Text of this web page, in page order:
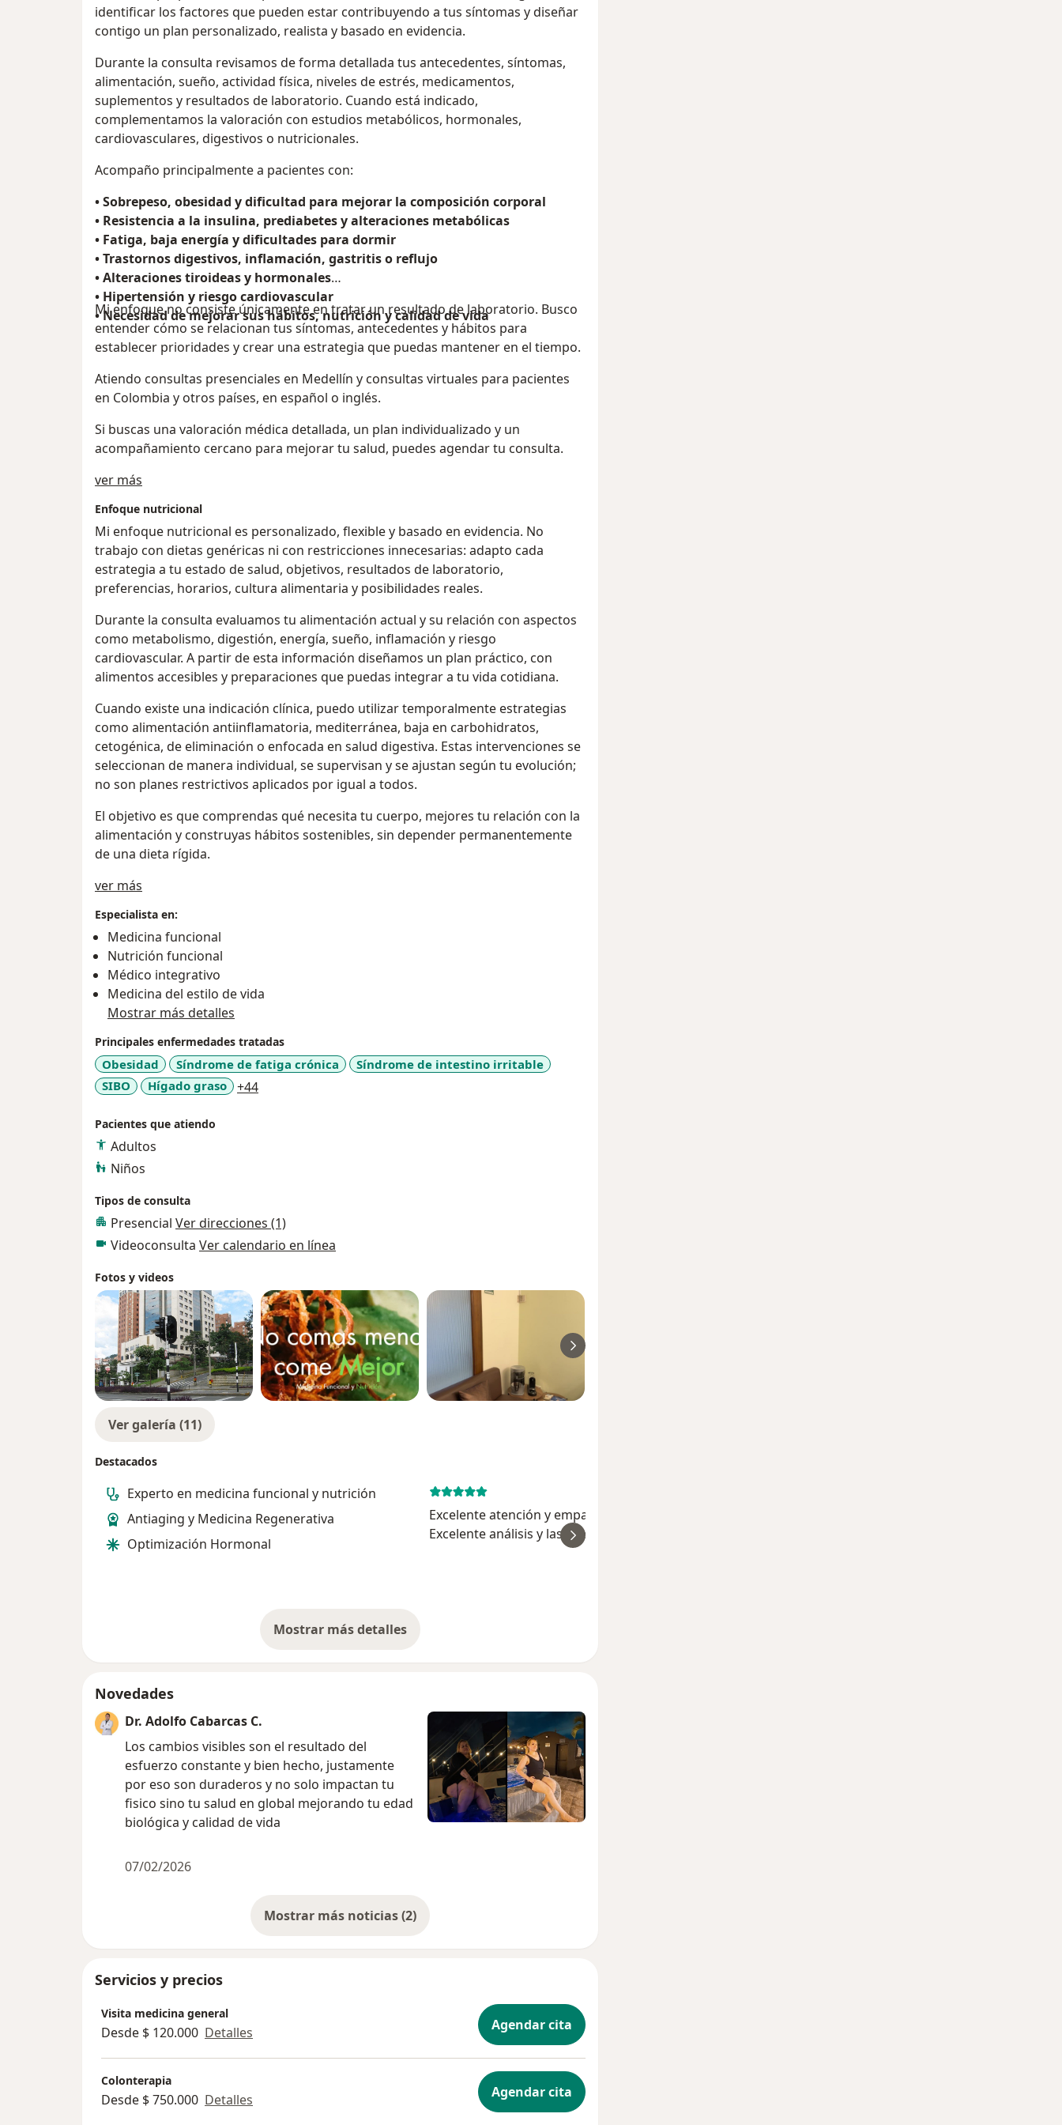
identificar los factores que pueden estar contribuyendo a tus síntomas y diseñar
contigo un plan personalizado, realista y basado en evidencia.
Durante la consulta revisamos de forma detallada tus antecedentes, síntomas,
alimentación, sueño, actividad física, niveles de estrés, medicamentos,
suplementos y resultados de laboratorio. Cuando está indicado,
complementamos la valoración con estudios metabólicos, hormonales,
cardiovasculares, digestivos o nutricionales.
Acompaño principalmente a pacientes con:
• Sobrepeso, obesidad y dificultad para mejorar la composición corporal
• Resistencia a la insulina, prediabetes y alteraciones metabólicas
• Fatiga, baja energía y dificultades para dormir
• Trastornos digestivos, inflamación, gastritis o reflujo
• Alteraciones tiroideas y hormonales
• Hipertensión y riesgo cardiovascular
• Necesidad de mejorar sus hábitos, nutrición y calidad de vida
Mi enfoque no consiste únicamente en tratar un resultado de laboratorio. Busco
entender cómo se relacionan tus síntomas, antecedentes y hábitos para
establecer prioridades y crear una estrategia que puedas mantener en el tiempo.
Atiendo consultas presenciales en Medellín y consultas virtuales para pacientes
en Colombia y otros países, en español o inglés.
Si buscas una valoración médica detallada, un plan individualizado y un
acompañamiento cercano para mejorar tu salud, puedes agendar tu consulta.
ver más
Enfoque nutricional
Mi enfoque nutricional es personalizado, flexible y basado en evidencia. No
trabajo con dietas genéricas ni con restricciones innecesarias: adapto cada
estrategia a tu estado de salud, objetivos, resultados de laboratorio,
preferencias, horarios, cultura alimentaria y posibilidades reales.
Durante la consulta evaluamos tu alimentación actual y su relación con aspectos
como metabolismo, digestión, energía, sueño, inflamación y riesgo
cardiovascular. A partir de esta información diseñamos un plan práctico, con
alimentos accesibles y preparaciones que puedas integrar a tu vida cotidiana.
Cuando existe una indicación clínica, puedo utilizar temporalmente estrategias
como alimentación antiinflamatoria, mediterránea, baja en carbohidratos,
cetogénica, de eliminación o enfocada en salud digestiva. Estas intervenciones se
seleccionan de manera individual, se supervisan y se ajustan según tu evolución;
no son planes restrictivos aplicados por igual a todos.
El objetivo es que comprendas qué necesita tu cuerpo, mejores tu relación con la
alimentación y construyas hábitos sostenibles, sin depender permanentemente
de una dieta rígida.
ver más
Especialista en:
Medicina funcional
Nutrición funcional
Médico integrativo
Medicina del estilo de vida
Mostrar más detalles
Principales enfermedades tratadas
Obesidad Síndrome de fatiga crónica
Síndrome de intestino irritable
SIBO
Hígado graso +44a11y_sr_more_diseases
Pacientes que atiendo
Adultos
Niños
Tipos de consulta
Presencial Ver direcciones (1)
Videoconsulta Ver calendario en línea
Fotos y videos
Ver galería (11)
Destacados
Experto en medicina funcional y nutrición
Antiaging y Medicina Regenerativa
Optimización Hormonal
Excelente atención y empatía con el paciente.
Excelente análisis y las preguntas pertinentes
para encontrar solución al problema de salud
Mostrar más detalles
sobre la experiencia
Novedades
Dr. Adolfo Cabarcas C.
Los cambios visibles son el resultado del
esfuerzo constante y bien hecho, justamente
por eso son duraderos y no solo impactan tu
fisico sino tu salud en global mejorando tu edad
biológica y calidad de vida
07/02/2026
Mostrar más noticias (2)
Servicios y precios
Visita medicina general
Desde $ 120.000 Detalles Agendar cita
Colonterapia
Desde $ 750.000 Detalles Agendar cita